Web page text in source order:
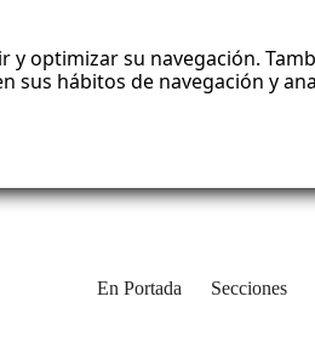
y optimizar su navegación.
sus hábitos de navegación y
En Portada Secciones